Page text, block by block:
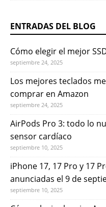
ENTRADAS DEL BLOG
Cómo elegir el mejor
septiembre 24, 2025
Los mejores teclados
comprar en Amazon
septiembre 24, 2025
AirPods Pro 3: todo lo
sensor cardíaco
septiembre 10, 2025
iPhone 17, 17 Pro y 17
anunciadas el 9 de
septiembre 10, 2025